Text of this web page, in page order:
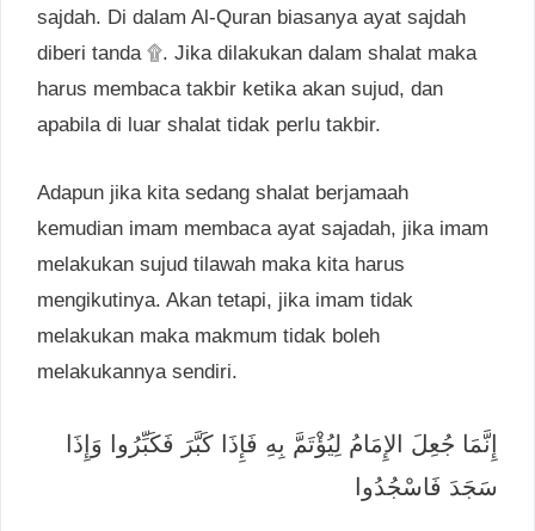
sajdah. Di dalam Al-Quran biasanya ayat sajdah
diberi tanda ۩. Jika dilakukan dalam shalat maka
harus membaca takbir ketika akan sujud, dan
apabila di luar shalat tidak perlu takbir.
Adapun jika kita sedang shalat berjamaah
kemudian imam membaca ayat sajadah, jika imam
melakukan sujud tilawah maka kita harus
mengikutinya. Akan tetapi, jika imam tidak
melakukan maka makmum tidak boleh
melakukannya sendiri.
إِنَّمَا جُعِلَ الإِمَامُ لِيُؤْتَمَّ بِهِ فَإِذَا كَبَّرَ فَكَبِّرُوا وَإِذَا
سَجَدَ فَاسْجُدُوا